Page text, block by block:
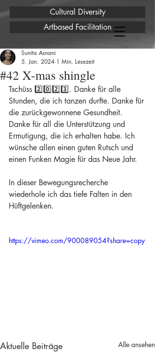
Cultural Diversity
Artbased Facilitation
#42 X-mas shingle
Sunita Asnani
5. Jan. 2024 1 Min. Lesezeit
Tschüss 2️⃣0️⃣2️⃣3️⃣. Danke für alle
Stunden, die ich tanzen durfte. Danke für
die zurückgewonnene Gesundheit.
Danke für all die Unterstützung und
Ermutigung, die ich erhalten habe. Ich
wünsche allen einen guten Rutsch und
einen Funken Magie für das Neue Jahr.
In dieser Bewegungsrecherche
wiederhole ich das tiefe Falten in den
Hüftgelenken.
https://vimeo.com/900089054?share=copy
Aktuelle Beiträge Alle ansehen